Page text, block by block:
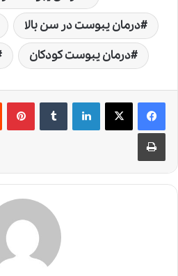
درمان یبوست در سن بالا
درمان یبوست کودکان
لینکدین ‫تامبلر
چاپ